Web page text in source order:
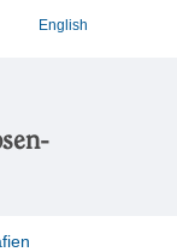
English